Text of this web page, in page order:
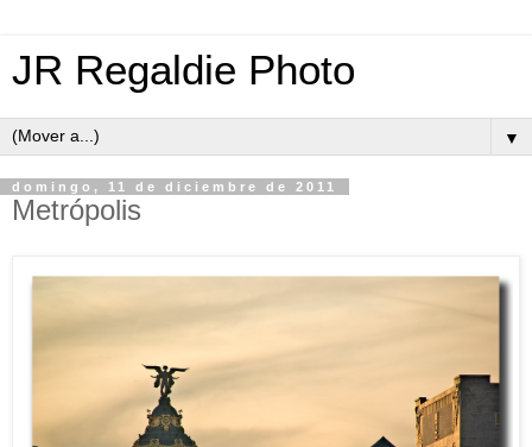
JR Regaldie Photo
▼
domingo, 11 de diciembre de 2011
Metrópolis